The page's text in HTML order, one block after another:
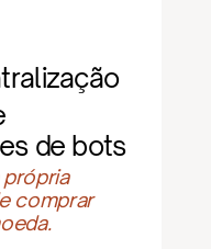
de bots
própria
comprar